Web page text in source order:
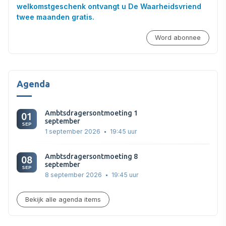
welkomstgeschenk ontvangt u De Waarheidsvriend
twee maanden gratis.
Word abonnee
Agenda
01
SEP
Ambtsdragersontmoeting 1
september
1 september 2026 19:45 uur
08
SEP
Ambtsdragersontmoeting 8
september
8 september 2026 19:45 uur
Bekijk alle agenda items